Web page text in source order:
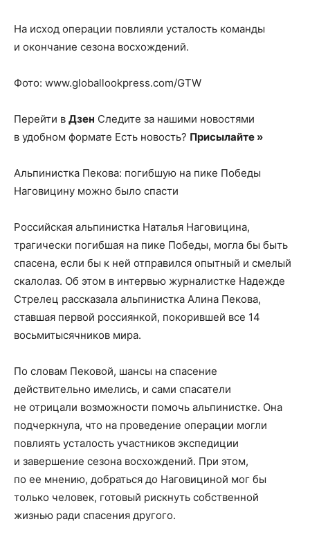
На исход операции повлияли усталость команды
и окончание сезона восхождений.
Фото: www.globallookpress.com/GTW
Перейти в Дзен Следите за нашими новостями
в удобном формате Есть новость? Присылайте »
Альпинистка Пекова: погибшую на пике Победы
Наговицину можно было спасти
Российская альпинистка Наталья Наговицина,
трагически погибшая на пике Победы, могла бы быть
спасена, если бы к ней отправился опытный и смелый
скалолаз. Об этом в интервью журналистке Надежде
Стрелец рассказала альпинистка Алина Пекова,
ставшая первой россиянкой, покорившей все 14
восьмитысячников мира.
По словам Пековой, шансы на спасение
действительно имелись, и сами спасатели
не отрицали возможности помочь альпинистке. Она
подчеркнула, что на проведение операции могли
повлиять усталость участников экспедиции
и завершение сезона восхождений. При этом,
по ее мнению, добраться до Наговициной мог бы
только человек, готовый рискнуть собственной
жизнью ради спасения другого.